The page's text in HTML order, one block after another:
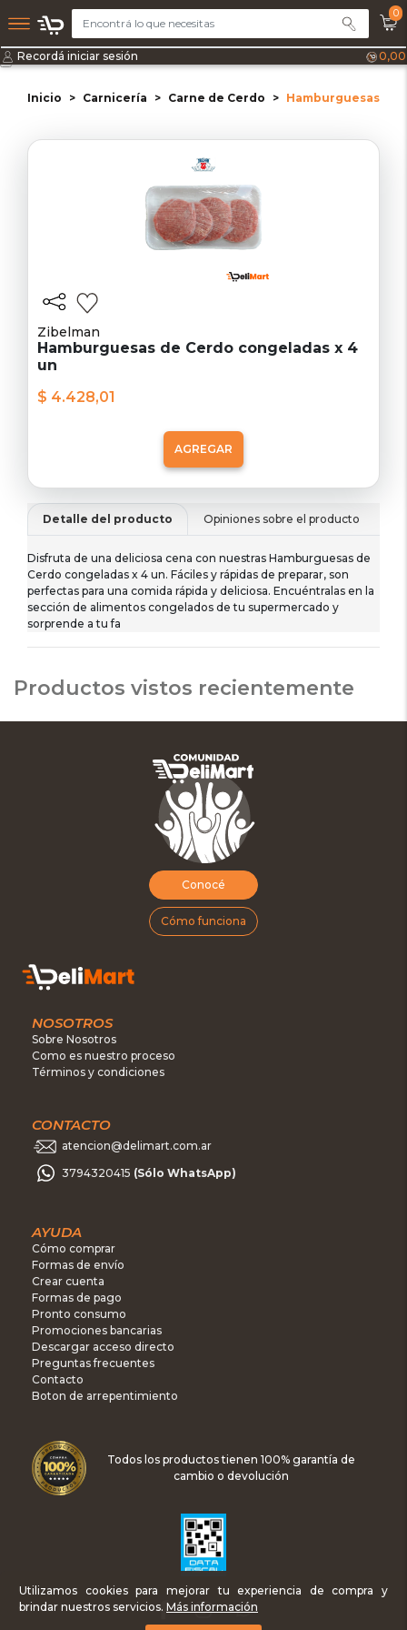
0
Recordá iniciar sesión 0,00
Inicio Carnicería Carne de Cerdo Hamburguesas de
Zibelman
Hamburguesas de Cerdo congeladas x 4
un
$ 4.428,01
AGREGAR
Detalle del producto Opiniones sobre el producto
Disfruta de una deliciosa cena con nuestras Hamburguesas de
Cerdo congeladas x 4 un. Fáciles y rápidas de preparar, son
perfectas para una comida rápida y deliciosa. Encuéntralas en la
sección de alimentos congelados de tu supermercado y
sorprende a tu fa
Productos vistos recientemente
Conocé
Cómo funciona
NOSOTROS
Sobre Nosotros
Como es nuestro proceso
Términos y condiciones
CONTACTO
atencion@delimart.com.ar
3794320415 (Sólo WhatsApp)
AYUDA
Cómo comprar
Formas de envío
Crear cuenta
Formas de pago
Pronto consumo
Promociones bancarias
Descargar acceso directo
Preguntas frecuentes
Contacto
Boton de arrepentimiento
Todos los productos tienen 100% garantía de
cambio o devolución
Utilizamos cookies para mejorar tu experiencia de compra y
brindar nuestros servicios. Más información